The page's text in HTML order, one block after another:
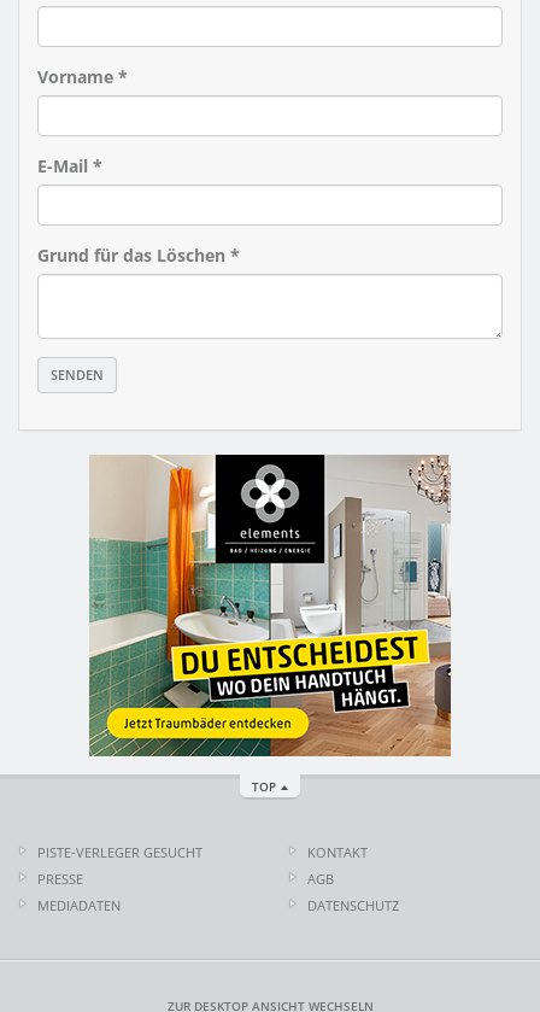
Vorname *
E-Mail *
Grund für das Löschen *
TOP
PISTE-VERLEGER GESUCHT
PRESSE
MEDIADATEN
KONTAKT
AGB
DATENSCHUTZ
ZUR DESKTOP ANSICHT WECHSELN